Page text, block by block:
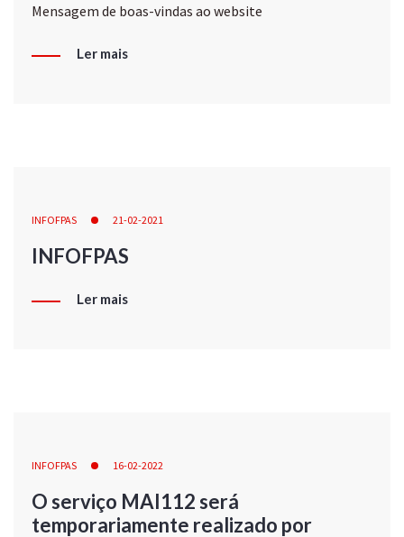
Mensagem de boas-vindas ao website
Ler mais
INFOFPAS 21-02-2021
INFOFPAS
Ler mais
INFOFPAS 16-02-2022
O serviço MAI112 será
temporariamente realizado por